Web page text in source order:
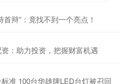
辩”：竟找不到一个亮点！
：助力投资，把握财富机遇
准 100台华雄牌LED台灯被召回